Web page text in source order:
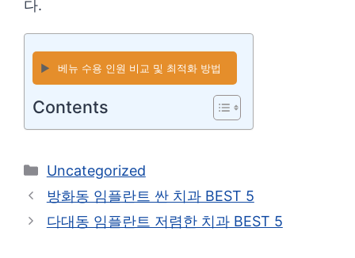
다.
▶️ 베뉴 수용 인원 비교 및 최적화 방법
Contents
카
테
리
Uncategorized
방화동 임플란트 싼 치과 BEST 5
다대동 임플란트 저렴한 치과 BEST 5